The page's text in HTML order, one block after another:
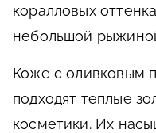
коралловых
небольшой
Коже с оливковым
подходят теплые
косметики. Их